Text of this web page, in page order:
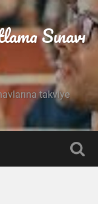
Sınavı
takviye